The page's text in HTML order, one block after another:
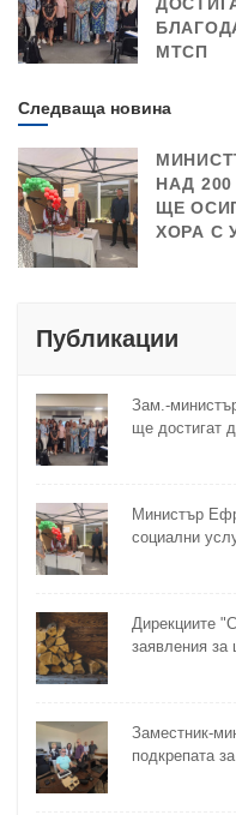
МТСП
Следваща новина
НАД
ЩЕ
ХОРА С
Публикации
Зам.-
ще достигат
Министър
социални
Дирекциите
заявления
Заместник-
подкрепата